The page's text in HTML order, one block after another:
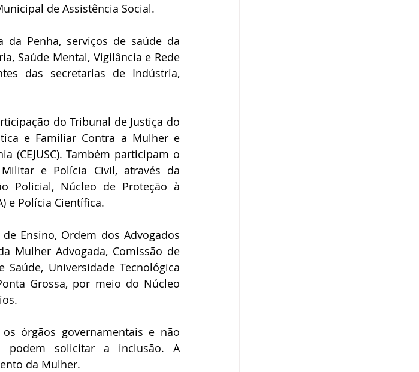
de Assistência Social.
Penha, serviços de saúde da
Saúde Mental, Vigilância e Rede
das secretarias de Indústria,
do Tribunal de Justiça do
e Familiar Contra a Mulher e
(CEJUSC). Também participam o
e Polícia Civil, através da
Policial, Núcleo de Proteção à
e Polícia Científica.
Ensino, Ordem dos Advogados
Mulher Advogada, Comissão de
Universidade Tecnológica
Grossa, por meio do Núcleo
órgãos governamentais e não
podem solicitar a inclusão. A
da Mulher.